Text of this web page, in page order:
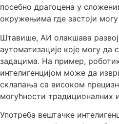
посебно драгоцена у
окружењима где застоји
Штавише, АИ олакшава развој
аутоматизације које могу да
задацима. На пример,
интелигенцијом може да
склапања са високом
могућности традиционалних
Употреба вештачке